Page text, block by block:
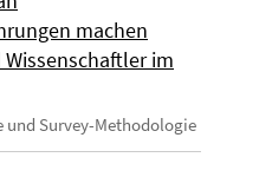
machen
im
Survey-Methodologie